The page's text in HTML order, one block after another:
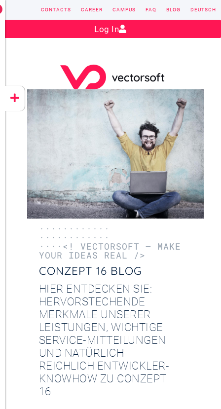
CONZEPT 16
YEET
Contact: sales@vectorsoft.de
CONTACTS CAREER CAMPUS FAQ BLOG DEUTSCH
Log In
············
············
····<! VECTORSOFT – MAKE
YOUR IDEAS REAL />
CONZEPT 16 BLOG
HIER ENTDECKEN SIE:
HERVORSTECHENDE
MERKMALE UNSERER
LEISTUNGEN, WICHTIGE
SERVICE-MITTEILUNGEN
UND NATÜRLICH
REICHLICH ENTWICKLER-
KNOWHOW ZU CONZEPT
16